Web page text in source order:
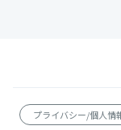
プライバシー/個人情